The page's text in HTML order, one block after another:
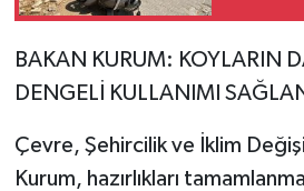
BAKAN KURUM: KOYLARIN
DENGELİ KULLANIMI
Çevre, Şehircilik ve İklim
Kurum, hazırlıkları